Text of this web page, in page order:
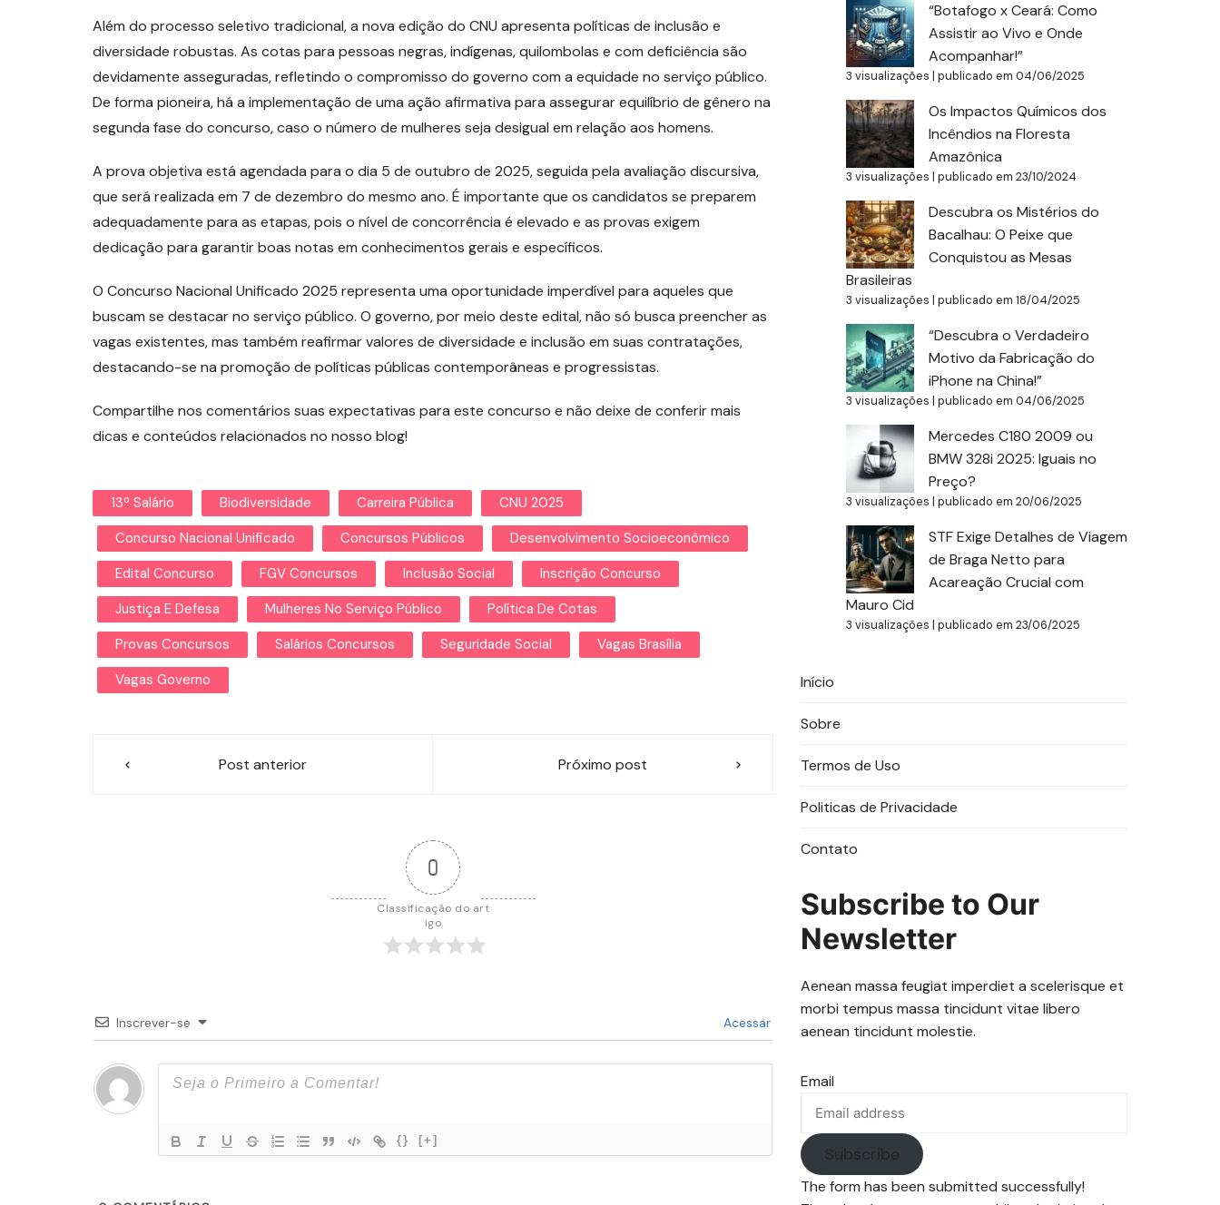
Além do processo seletivo tradicional, a nova edição do CNU apresenta políticas de inclusão e
diversidade robustas. As cotas para pessoas negras, indígenas, quilombolas e com deficiência são
devidamente asseguradas, refletindo o compromisso do governo com a equidade no serviço público.
De forma pioneira, há a implementação de uma ação afirmativa para assegurar equilíbrio de gênero na
segunda fase do concurso, caso o número de mulheres seja desigual em relação aos homens.
A prova objetiva está agendada para o dia 5 de outubro de 2025, seguida pela avaliação discursiva,
que será realizada em 7 de dezembro do mesmo ano. É importante que os candidatos se preparem
adequadamente para as etapas, pois o nível de concorrência é elevado e as provas exigem
dedicação para garantir boas notas em conhecimentos gerais e específicos.
O Concurso Nacional Unificado 2025 representa uma oportunidade imperdível para aqueles que
buscam se destacar no serviço público. O governo, por meio deste edital, não só busca preencher as
vagas existentes, mas também reafirmar valores de diversidade e inclusão em suas contratações,
destacando-se na promoção de políticas públicas contemporâneas e progressistas.
Compartilhe nos comentários suas expectativas para este concurso e não deixe de conferir mais
dicas e conteúdos relacionados no nosso blog!
13º Salário Biodiversidade Carreira Pública
CNU 2025
Concurso Nacional Unificado
Concursos Públicos
Desenvolvimento Socioeconômico
Edital Concurso
FGV Concursos Inclusão Social
Inscrição Concurso
Justiça E Defesa
Mulheres No Serviço Público
Política De Cotas
Provas Concursos
Salários Concursos Seguridade Social
Vagas Brasília
Vagas Governo
NavegaçãoPost anterior Próximo post
0
Classificação do art
igo
Inscrever-se Acessar
{} [+]
“Botafogo x Ceará: Como
Assistir ao Vivo e Onde
Acompanhar!”
3 visualizações | publicado em 04/06/2025
Os Impactos Químicos dos
Incêndios na Floresta
Amazônica
3 visualizações | publicado em 23/10/2024
Descubra os Mistérios do
Bacalhau: O Peixe que
Conquistou as Mesas
Brasileiras
3 visualizações | publicado em 18/04/2025
“Descubra o Verdadeiro
Motivo da Fabricação do
iPhone na China!”
3 visualizações | publicado em 04/06/2025
Mercedes C180 2009 ou
BMW 328i 2025: Iguais no
Preço?
3 visualizações | publicado em 20/06/2025
STF Exige Detalhes de Viagem
de Braga Netto para
Acareação Crucial com
Mauro Cid
3 visualizações | publicado em 23/06/2025
Início
Sobre
Termos de Uso
Politicas de Privacidade
Contato
Subscribe to Our
Newsletter
Aenean massa feugiat imperdiet a scelerisque et
morbi tempus massa tincidunt vitae libero
aenean tincidunt molestie.
Email
Subscribe
The form has been submitted successfully!